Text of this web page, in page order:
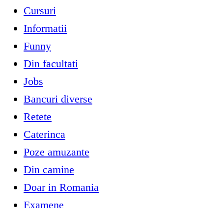
Cursuri
Informatii
Funny
Din facultati
Jobs
Bancuri diverse
Retete
Caterinca
Poze amuzante
Din camine
Doar in Romania
Examene